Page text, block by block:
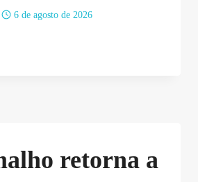
6 de agosto de 2026
retorna a